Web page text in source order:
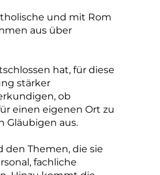
und mit Rom
aus über
hat, für diese
stärker
ob
einen eigenen Ort zu
Gläubigen aus.
den Themen, die sie
fachliche